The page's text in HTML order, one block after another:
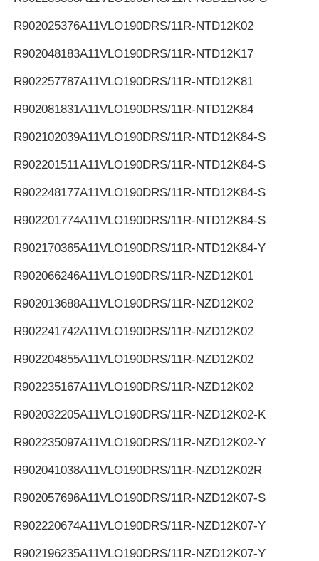
R902025376A11VLO190DRS/11R-NTD12K02
R902048183A11VLO190DRS/11R-NTD12K17
R902257787A11VLO190DRS/11R-NTD12K81
R902081831A11VLO190DRS/11R-NTD12K84
R902102039A11VLO190DRS/11R-NTD12K84-S
R902201511A11VLO190DRS/11R-NTD12K84-S
R902248177A11VLO190DRS/11R-NTD12K84-S
R902201774A11VLO190DRS/11R-NTD12K84-S
R902170365A11VLO190DRS/11R-NTD12K84-Y
R902066246A11VLO190DRS/11R-NZD12K01
R902013688A11VLO190DRS/11R-NZD12K02
R902241742A11VLO190DRS/11R-NZD12K02
R902204855A11VLO190DRS/11R-NZD12K02
R902235167A11VLO190DRS/11R-NZD12K02
R902032205A11VLO190DRS/11R-NZD12K02-K
R902235097A11VLO190DRS/11R-NZD12K02-Y
R902041038A11VLO190DRS/11R-NZD12K02R
R902057696A11VLO190DRS/11R-NZD12K07-S
R902220674A11VLO190DRS/11R-NZD12K07-Y
R902196235A11VLO190DRS/11R-NZD12K07-Y